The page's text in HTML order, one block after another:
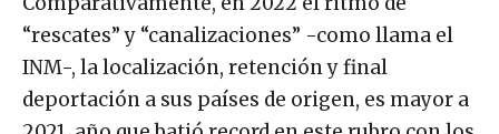
“rescates” y “canalizaciones” -como llama el
INM-, la localización, retención y final
deportación a sus países de origen, es mayor a